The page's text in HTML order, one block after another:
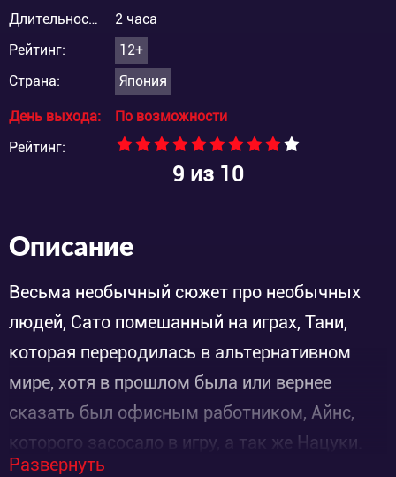
Длительность:
2 часа
Рейтинг:
12+
Страна:
Япония
День выхода:
По возможности
Рейтинг:
9 из 10
Описание
Весьма необычный сюжет про необычных
людей, Сато помешанный на играх, Тани,
которая переродилась в альтернативном
мире, хотя в прошлом была или вернее
сказать был офисным работником, Айнс,
которого засосало в игру, а так же Нацуки.
Развернуть